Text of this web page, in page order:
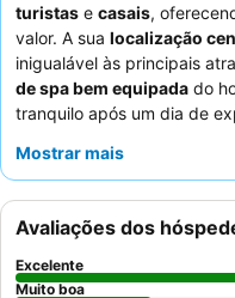
turistas e casais,
valor. A sua localização
inigualável às principais
de spa bem equipada do
tranquilo após um dia de
delicioso e abundante
confortável, considere
decoração moderna para
Mostrar mais
Avaliações dos
Excelente
Muito boa